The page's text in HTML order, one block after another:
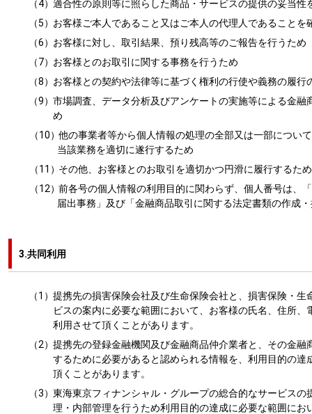
（4）適合性の原則等に照らした商品・サービスの提供の妥当性
（5） お客様ご本人であること又はご本人の代理人であることを
（6） お客様に対し、取引結果、預り残高等のご報告を行うため
（7） お客様とのお取引に関する事務を行うため
（8） お客様との契約や法律等に基づく権利の行使や義務の履行
（9）市場調査、データ分析及びアンケートの実施等による金
め
（10）他の事業者等から個人情報の処理の全部又は一部につい
当該業務を適切に遂行するため
（11）その他、お客様とのお取引を適切かつ円滑に履行するため
（12）前各号の個人情報の利用目的に関わらず、個人番号は、
届出事務」及び「金融商品取引に関する法定書類の作成
3.共同利用
（1）提携先の損害保険会社及び生命保険会社と、損害保険・
ビスの案内に必要な範囲において、お客様の氏名、住所
利用させて頂くことがあります。
（2）提携先の登録金融機関及び金融商品仲介業者と、その金
するために必要があると認められる情報を、利用目的の
頂くことがあります。
（3）東海東京フィナンシャル・グループの総合的なサービス
理・内部管理を行うため利用目的の達成に必要な範囲に